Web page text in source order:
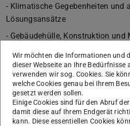
- Klimatische Gegebenheiten und
Lösungsansätze
- Gebäudehülle, Konstruktion und
- Gesetze und Verordnungen-
Energiekonzepten
Ablauf/Termine
17.04.2015
09:50 bis 11:30 Uhr VL –
Wir möchten die Informationen und
dieser Webseite an Ihre Bedürfnisse
verwenden wir sog. Cookies. Sie
welche Cookies genau bei Ihrem
gesetzt werden sollen.
Einige Cookies sind für den Abruf
damit diese auf Ihrem Endgerät
kann. Diese essentiellen Cookies